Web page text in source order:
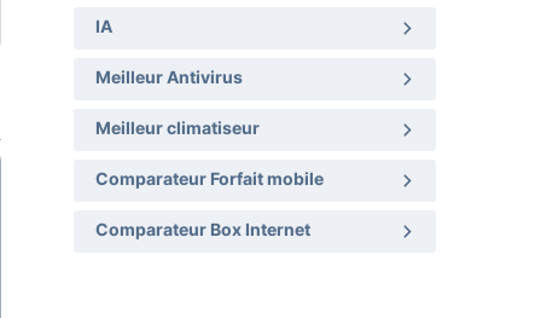
IA
Meilleur Antivirus
Meilleur climatiseur
Comparateur Forfait mobile
Comparateur Box Internet